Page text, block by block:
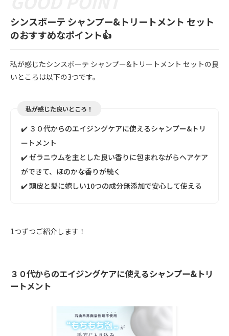
シンスボーテ シャンプー&トリートメント セット
のおすすめなポイント👍
私が感じたシンスボーテ シャンプー&トリートメント セットの良
いところは以下の3つです。
私が感じた良いところ！
✔️ ３０代からのエイジングケアに使えるシャンプー&トリ
ートメント
✔️ ゼラニウムを主とした良い香りに包まれながらヘアケア
ができて、ほのかな香りが続く
✔️ 頭皮と髪に嬉しい10つの成分無添加で安心して使える
1つずつご紹介します！
３０代からのエイジングケアに使えるシャンプー&トリ
ートメント